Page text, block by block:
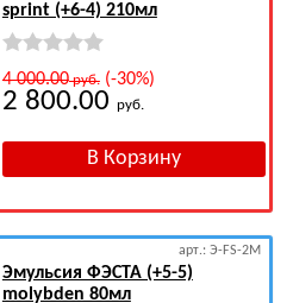
sprint (+6-4) 210мл
4 000.00руб.(-30%)
2 800.00 руб.
арт.: Э-FS-2M
Эмульсия ФЭСТА (+5-5)
molybden 80мл